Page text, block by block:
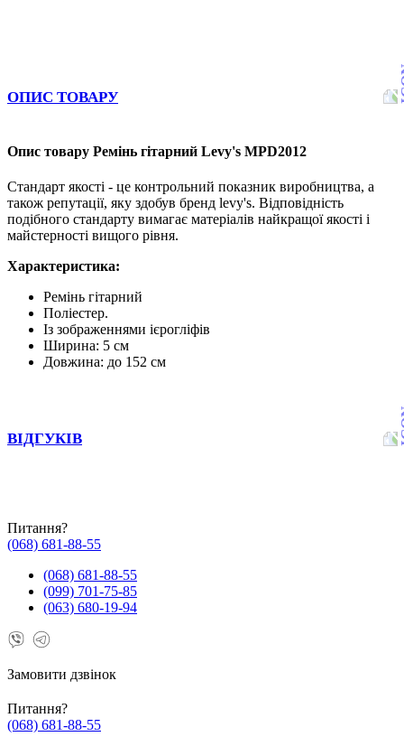
ОПИС ТОВАРУ
Опис товару Ремінь гітарний Levy's MPD2012
Стандарт якості - це контрольний показник виробництва, а
також репутації, яку здобув бренд levy's. Відповідність
подібного стандарту вимагає матеріалів найкращої якості і
майстерності вищого рівня.
Характеристика:
Ремінь гітарний
Поліестер.
Із зображеннями ієрогліфів
Ширина: 5 см
Довжина: до 152 см
ВІДГУКІВ
Питання?
(068) 681-88-55
(068) 681-88-55
(099) 701-75-85
(063) 680-19-94
Замовити дзвінок
Питання?
(068) 681-88-55